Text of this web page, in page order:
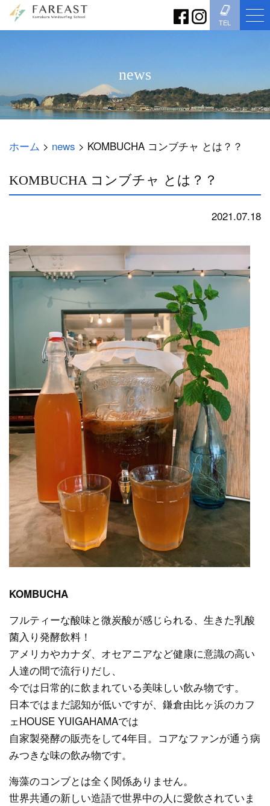
TEL
news
ホーム > news > KOMBUCHA コンブチャ とは？？
KOMBUCHA コンブチャ とは？？
2021.07.18
KOMBUCHA
フルティーな酸味と微炭酸が感じられる、生きた乳酸
菌入り発酵飲料！
アメリカやカナダ、オセアニアなど健康に意識の高い
人達の間で流行りだし、
今では日常的に飲まれている美味しい飲み物です。
日本ではまだ認知が低いですが、鎌倉由比ヶ浜のカフ
ェHOUSE YUIGAHAMAでは
自家製発酵の販売をして4年目。コアなファンが通う病
みつきな味の飲み物です。
海藻のコンブとは全く関係ありません。
世界共通の新しい造語で世界中の人に愛飲されていま